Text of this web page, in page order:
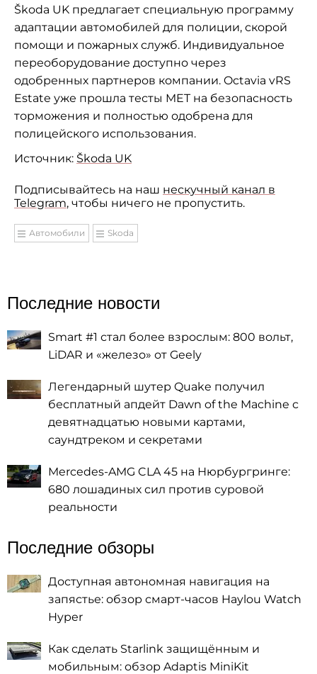
Škoda UK предлагает специальную программу
адаптации автомобилей для полиции, скорой
помощи и пожарных служб. Индивидуальное
переоборудование доступно через
одобренных партнеров компании. Octavia vRS
Estate уже прошла тесты MET на безопасность
торможения и полностью одобрена для
полицейского использования.
Источник: Škoda UK
Подписывайтесь на наш нескучный канал в
Telegram, чтобы ничего не пропустить.
Автомобили Skoda
Последние новости
Smart #1 стал более взрослым: 800 вольт,
LiDAR и «железо» от Geely
Легендарный шутер Quake получил
бесплатный апдейт Dawn of the Machine с
девятнадцатью новыми картами,
саундтреком и секретами
Mercedes-AMG CLA 45 на Нюрбургринге:
680 лошадиных сил против суровой
реальности
Последние обзоры
Доступная автономная навигация на
запястье: обзор смарт-часов Haylou Watch
Hyper
Как сделать Starlink защищённым и
мобильным: обзор Adaptis MiniKit